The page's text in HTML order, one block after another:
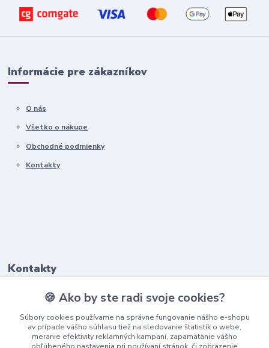
Informácie pre zákazníkov
O nás
Všetko o nákupe
Obchodné podmienky
Kontakty
Kontakty
+421911 569 017
(Po-Pia, 8-16 hod.)
info@nndecor.sk
🍪 Ako by ste radi svoje cookies?
Súbory cookies používame na správne fungovanie nášho e-shopu
av prípade vášho súhlasu tiež na sledovanie štatistík o webe,
meranie efektivity reklamných kampaní, zapamätanie vášho
obľúbeného nastavenia pri používaní stránok, či zobrazenie